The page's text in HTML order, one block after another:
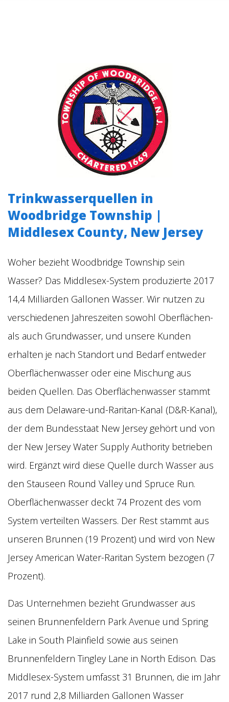
Trinkwasserquellen in
Woodbridge Township |
Middlesex County, New Jersey
Woher bezieht Woodbridge Township sein
Wasser? Das Middlesex-System produzierte 2017
14,4 Milliarden Gallonen Wasser. Wir nutzen zu
verschiedenen Jahreszeiten sowohl Oberflächen-
als auch Grundwasser, und unsere Kunden
erhalten je nach Standort und Bedarf entweder
Oberflächenwasser oder eine Mischung aus
beiden Quellen. Das Oberflächenwasser stammt
aus dem Delaware-und-Raritan-Kanal (D&R-Kanal),
der dem Bundesstaat New Jersey gehört und von
der New Jersey Water Supply Authority betrieben
wird. Ergänzt wird diese Quelle durch Wasser aus
den Stauseen Round Valley und Spruce Run.
Oberflächenwasser deckt 74 Prozent des vom
System verteilten Wassers. Der Rest stammt aus
unseren Brunnen (19 Prozent) und wird von New
Jersey American Water-Raritan System bezogen (7
Prozent).
Das Unternehmen bezieht Grundwasser aus
seinen Brunnenfeldern Park Avenue und Spring
Lake in South Plainfield sowie aus seinen
Brunnenfeldern Tingley Lane in North Edison. Das
Middlesex-System umfasst 31 Brunnen, die im Jahr
2017 rund 2,8 Milliarden Gallonen Wasser